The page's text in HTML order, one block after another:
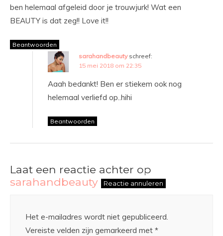
ben helemaal afgeleid door je trouwjurk! Wat een
BEAUTY is dat zeg!! Love it!!
Beantwoorden
sarahandbeauty schreef:
15 mei 2018 om 22:35
Aaah bedankt! Ben er stiekem ook nog
helemaal verliefd op..hihi
Beantwoorden
Laat een reactie achter op
sarahandbeauty
Reactie annuleren
Het e-mailadres wordt niet gepubliceerd.
Vereiste velden zijn gemarkeerd met *